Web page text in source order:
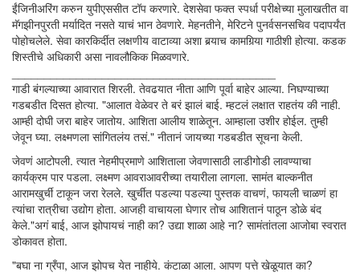
ईंजिनीअरिंग करुन युपीएससीत टॉप करणारे. देशसेवा फक्त स्पर्धा परीक्षेच्या मुलाखतीत वा
मॅगझीनपुरती मर्यादित नसते याचं भान ठेवणारे. मेहनतीने, मेरिटने पुनर्वसनसचिव पदापर्यंत
पोहोचलेले. सेवा कारकिर्दीत लक्षणीय वाटाव्या अशा बर्‍याच कामगिर्‍या गाठीशी होत्या. कडक
शिस्तीचे अधिकारी असा नावलौकिक मिळवणारे.
गाडी बंगल्याच्या आवारात शिरली. तेवढयात नीता आणि पूर्वा बाहेर आल्या. निघण्याच्या
गडबडीत दिसत होत्या. "आलात वेळेवर ते बरं झालं बाई. म्हटलं लक्षात राहतंय की नाही.
आम्ही दोघी जरा बाहेर जातोय. आशिता आलीय शाळेतून. आम्हाला उशीर होईल. तुम्ही
जेवून घ्या. लक्ष्मणला सांगितलंय तसं." नीतानं जायच्या गडबडीत सूचना केली.
जेवणं आटोपली. त्यात नेहमीप्रमाणे आशिताला जेवणासाठी लाडीगोडी लावण्याचा
कार्यक्रम पार पडला. लक्ष्मण आवराआवरीच्या तयारीला लागला. सामंत बाल्कनीत
आरामखुर्ची टाकून जरा रेलले. खुर्चीत पडल्या पडल्या पुस्तक वाचणं, फायली चाळणं हा
त्यांचा रात्रीचा उद्योग होता. आजही वाचायला घेणार तोच आशितानं पाठून डोळे बंद
केले."अगं बाई, आज झोपायचं नाही का? उद्या शाळा आहे ना? सामंतांतला आजोबा स्वरात
डोकावत होता.
"बघा ना ग्रँपा, आज झोपच येत नाहीये. कंटाळा आला. आपण पत्ते खेळूयात का?